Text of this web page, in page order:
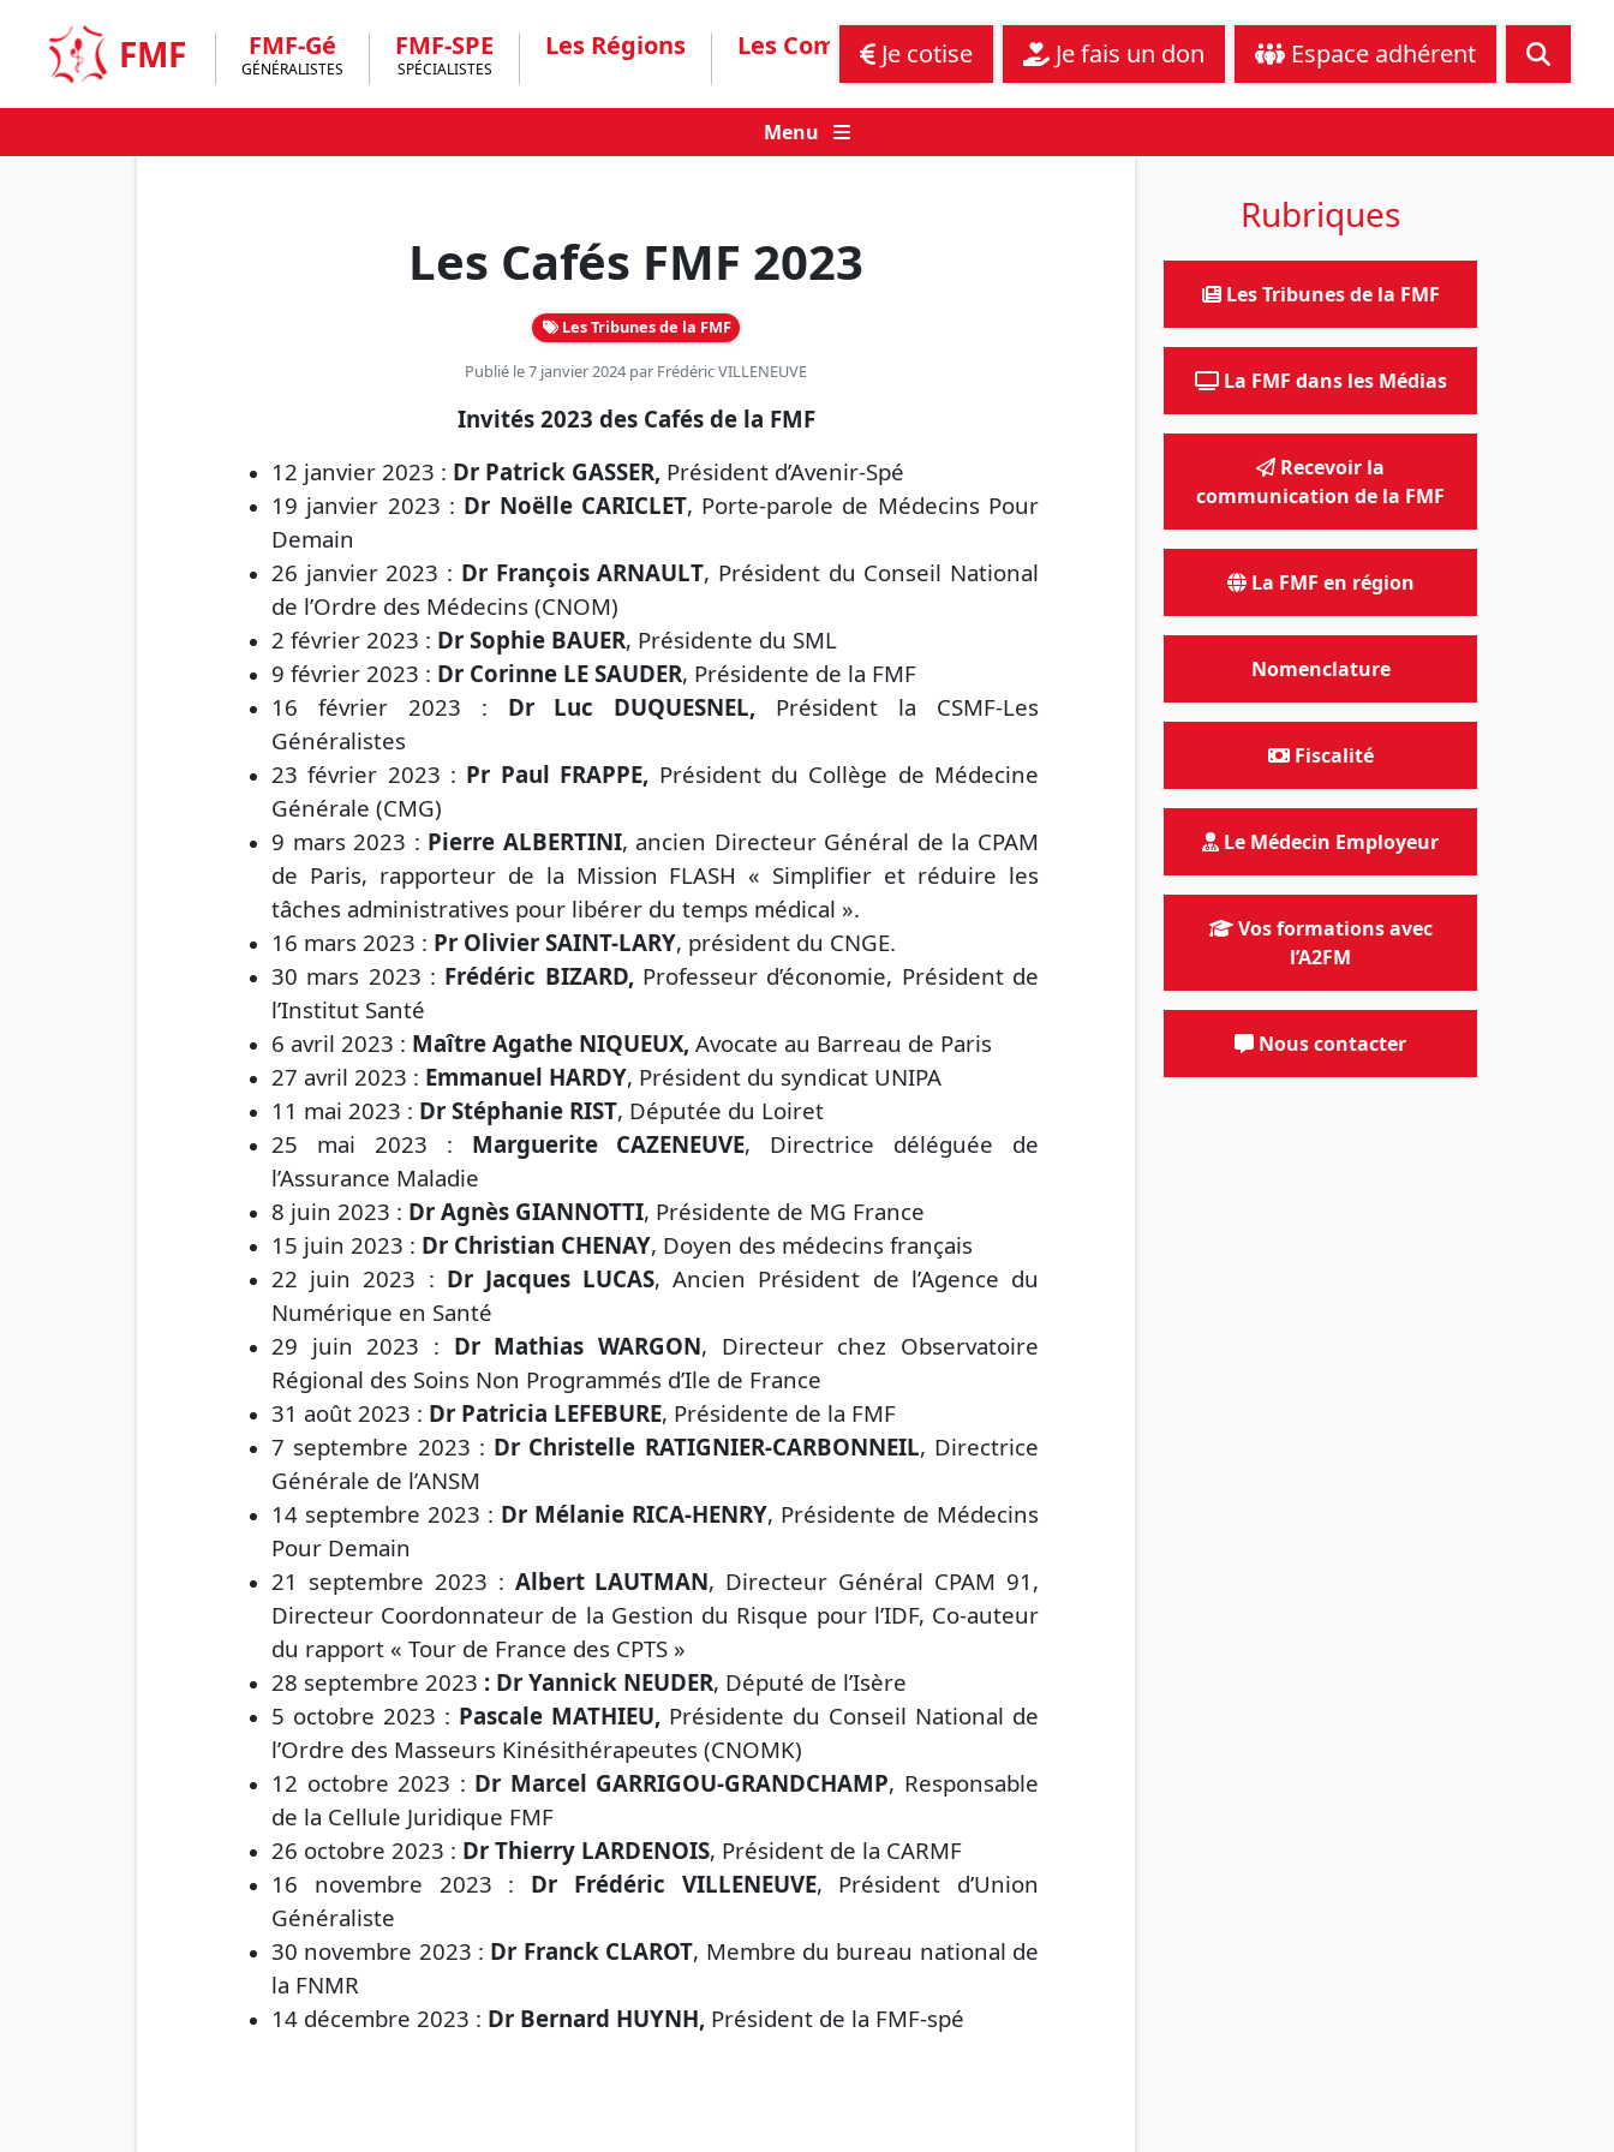
content
FMF FMF-Gé
GÉNÉRALISTES
FMF-SPE
SPÉCIALISTES
Les Régions Les Communiqués Assistance juridique Nous contacter
Je cotise Je fais un don Espace adhérent
Menu
Les Cafés FMF 2023
Les Tribunes de la FMF
Publié le 7 janvier 2024 par Frédéric VILLENEUVE
Invités 2023 des Cafés de la FMF
12 janvier 2023 : Dr Patrick GASSER, Président d’Avenir-Spé
19 janvier 2023 : Dr Noëlle CARICLET, Porte-parole de Médecins Pour
Demain
26 janvier 2023 : Dr François ARNAULT, Président du Conseil National
de l’Ordre des Médecins (CNOM)
2 février 2023 : Dr Sophie BAUER, Présidente du SML
9 février 2023 : Dr Corinne LE SAUDER, Présidente de la FMF
16 février 2023 : Dr Luc DUQUESNEL, Président la CSMF-Les
Généralistes
23 février 2023 : Pr Paul FRAPPE, Président du Collège de Médecine
Générale (CMG)
9 mars 2023 : Pierre ALBERTINI, ancien Directeur Général de la CPAM
de Paris, rapporteur de la Mission FLASH « Simplifier et réduire les
tâches administratives pour libérer du temps médical ».
16 mars 2023 : Pr Olivier SAINT-LARY, président du CNGE.
30 mars 2023 : Frédéric BIZARD, Professeur d’économie, Président de
l’Institut Santé
6 avril 2023 : Maître Agathe NIQUEUX, Avocate au Barreau de Paris
27 avril 2023 : Emmanuel HARDY, Président du syndicat UNIPA
11 mai 2023 : Dr Stéphanie RIST, Députée du Loiret
25 mai 2023 : Marguerite CAZENEUVE, Directrice déléguée de
l’Assurance Maladie
8 juin 2023 : Dr Agnès GIANNOTTI, Présidente de MG France
15 juin 2023 : Dr Christian CHENAY, Doyen des médecins français
22 juin 2023 : Dr Jacques LUCAS, Ancien Président de l’Agence du
Numérique en Santé
29 juin 2023 : Dr Mathias WARGON, Directeur chez Observatoire
Régional des Soins Non Programmés d’Ile de France
31 août 2023 : Dr Patricia LEFEBURE, Présidente de la FMF
7 septembre 2023 : Dr Christelle RATIGNIER-CARBONNEIL, Directrice
Générale de l’ANSM
14 septembre 2023 : Dr Mélanie RICA-HENRY, Présidente de Médecins
Pour Demain
21 septembre 2023 : Albert LAUTMAN, Directeur Général CPAM 91,
Directeur Coordonnateur de la Gestion du Risque pour l’IDF, Co-auteur
du rapport « Tour de France des CPTS »
28 septembre 2023 : Dr Yannick NEUDER, Député de l’Isère
5 octobre 2023 : Pascale MATHIEU, Présidente du Conseil National de
l’Ordre des Masseurs Kinésithérapeutes (CNOMK)
12 octobre 2023 : Dr Marcel GARRIGOU-GRANDCHAMP, Responsable
de la Cellule Juridique FMF
26 octobre 2023 : Dr Thierry LARDENOIS, Président de la CARMF
16 novembre 2023 : Dr Frédéric VILLENEUVE, Président d’Union
Généraliste
30 novembre 2023 : Dr Franck CLAROT, Membre du bureau national de
la FNMR
14 décembre 2023 : Dr Bernard HUYNH, Président de la FMF-spé
Rubriques
Les Tribunes de la FMF
La FMF dans les Médias
Recevoir la
communication de la FMF
La FMF en région
Nomenclature
Fiscalité
Le Médecin Employeur
Vos formations avec
l’A2FM
Nous contacter